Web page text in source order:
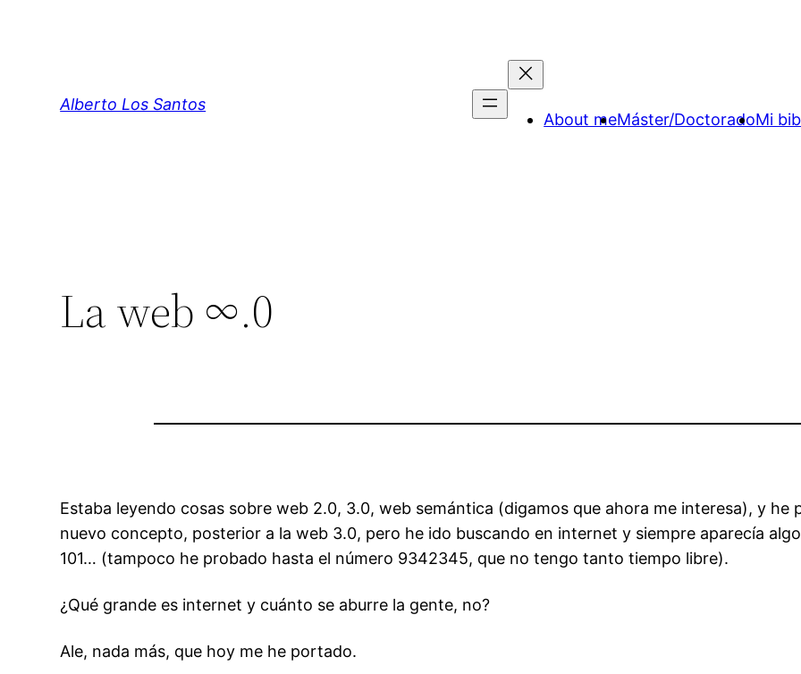
Alberto Los Santos
About meMáster/DoctoradoMi
La web ∞.0
Estaba leyendo cosas sobre web 2.0, 3.0, web semántica (digamos que ahora me interesa), y he
nuevo concepto, posterior a la web 3.0, pero he ido buscando en internet y siempre aparecía
101… (tampoco he probado hasta el número 9342345, que no tengo tanto tiempo libre).
¿Qué grande es internet y cuánto se aburre la gente, no?
Ale, nada más, que hoy me he portado.